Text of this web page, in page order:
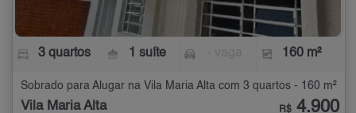
3 quartos 1 suíte 160 m²
Sobrado para Alugar na Vila Maria Alta com 3 quartos - 160 m²
Vila Maria Alta R$ 4.900